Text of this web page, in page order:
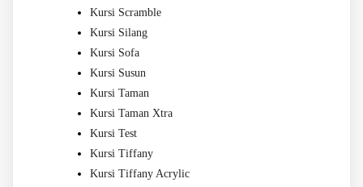
Kursi Scramble
Kursi Silang
Kursi Sofa
Kursi Susun
Kursi Taman
Kursi Taman Xtra
Kursi Test
Kursi Tiffany
Kursi Tiffany Acrylic